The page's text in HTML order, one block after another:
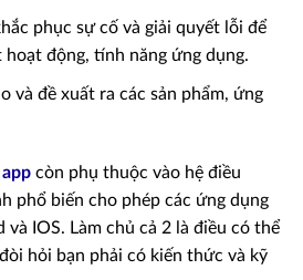
phục sự cố và giải quyết lỗi để
động, tính năng ứng dụng.
và đề xuất ra các sản phẩm, ứng
còn phụ thuộc vào hệ điều
phổ biến cho phép các ứng dụng
IOS. Làm chủ cả 2 là điều có thể
hỏi bạn phải có kiến thức và kỹ